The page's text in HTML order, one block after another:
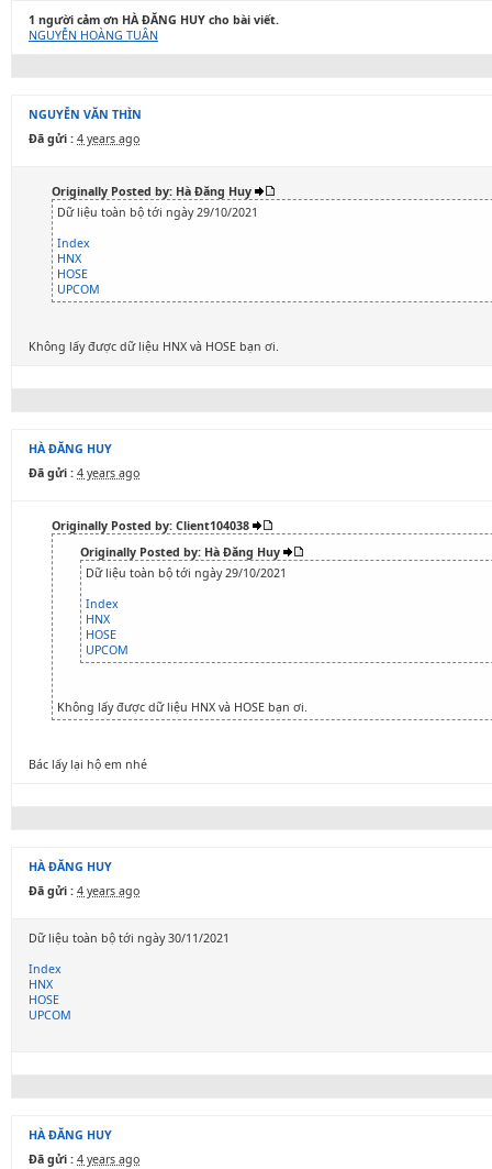
1 người cảm ơn HÀ ĐĂNG HUY cho bài viết.
NGUYỄN HOÀNG TUÂN
NGUYỄN VĂN THÌN
Đã gửi : 4 years ago
Originally Posted by: Hà Đăng Huy
Dữ liệu toàn bộ tới ngày 29/10/2021
Index
HNX
HOSE
UPCOM
Không lấy được dữ liệu HNX và HOSE bạn ơi.
HÀ ĐĂNG HUY
Đã gửi : 4 years ago
Originally Posted by: Client104038
Originally Posted by: Hà Đăng Huy
Dữ liệu toàn bộ tới ngày 29/10/2021
Index
HNX
HOSE
UPCOM
Không lấy được dữ liệu HNX và HOSE bạn ơi.
Bác lấy lại hộ em nhé
HÀ ĐĂNG HUY
Đã gửi : 4 years ago
Dữ liệu toàn bộ tới ngày 30/11/2021
Index
HNX
HOSE
UPCOM
HÀ ĐĂNG HUY
Đã gửi : 4 years ago